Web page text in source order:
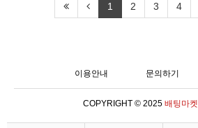
1 2 3 4
이용안내 문의하기
COPYRIGHT © 2025 배팅마켓